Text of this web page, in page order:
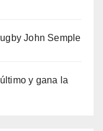
John Semple
y gana la